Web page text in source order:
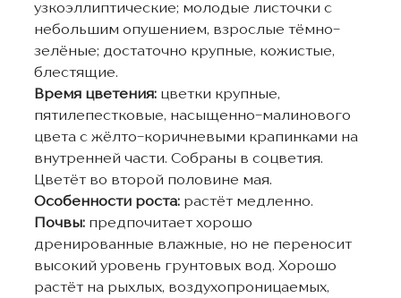
узкоэллиптические; молодые листочки с
небольшим опушением, взрослые тёмно-
зелёные; достаточно крупные, кожистые,
блестящие.
Время цветения:цветки крупные,
пятилепестковые, насыщенно-малинового
цвета с жёлто-коричневыми крапинками на
внутренней части. Собраны в соцветия.
Цветёт во второй половине мая.
Особенности роста:растёт медленно.
Почвы:предпочитает хорошо
дренированные влажные, но не переносит
высокий уровень грунтовых вод. Хорошо
растёт на рыхлых, воздухопроницаемых,